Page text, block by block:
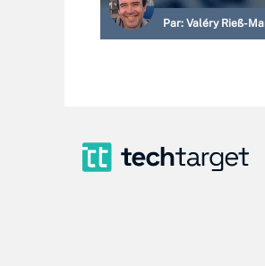
Par: Valéry Rieß-